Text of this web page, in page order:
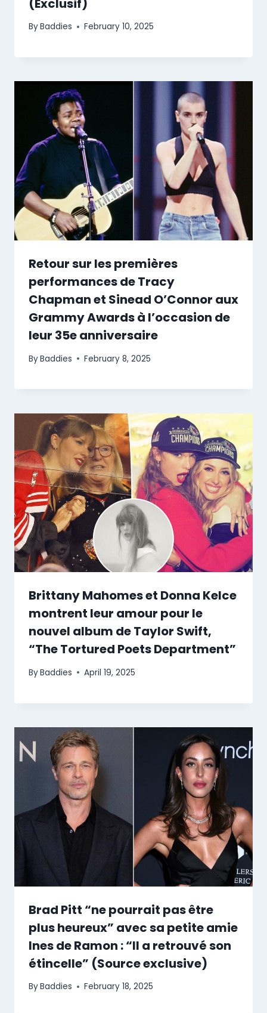
(Exclusif)
ByBaddies February 10, 2025
Retour sur les premières
performances de Tracy
Chapman et Sinead O’Connor aux
Grammy Awards à l’occasion de
leur 35e anniversaire
ByBaddies February 8, 2025
Brittany Mahomes et Donna Kelce
montrent leur amour pour le
nouvel album de Taylor Swift,
“The Tortured Poets Department”
ByBaddies April 19, 2025
Brad Pitt “ne pourrait pas être
plus heureux” avec sa petite amie
Ines de Ramon : “Il a retrouvé son
étincelle” (Source exclusive)
ByBaddies February 18, 2025